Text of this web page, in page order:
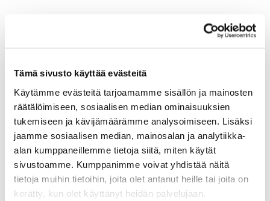
Tämä sivusto käyttää evästeitä
Käytämme evästeitä tarjoamamme sisällön ja mainosten
räätälöimiseen, sosiaalisen median ominaisuuksien
tukemiseen ja kävijämäärämme analysoimiseen. Lisäksi
jaamme sosiaalisen median, mainosalan ja analytiikka-
alan kumppaneillemme tietoja siitä, miten käytät
sivustoamme. Kumppanimme voivat yhdistää näitä
tietoja muihin tietoihin, joita olet antanut heille tai joita on
kerätty, kun olet käyttänyt heidän palvelujaan.
Valitse seura:
Jäsennumero:
Lisätiedot